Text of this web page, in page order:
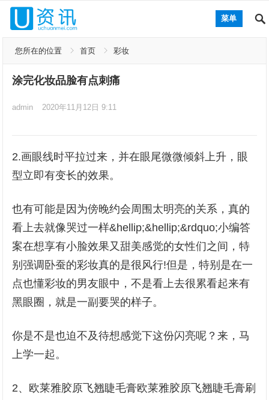
菜单
您所在的位置 首页 彩妆
涂完化妆品脸有点刺痛
admin 2020年11月12日 9:11
2.画眼线时平拉过来，并在眼尾微微倾斜上升，眼
型立即有变长的效果。
也有可能是因为傍晚约会周围太明亮的关系，真的
看上去就像哭过一样&hellip;&hellip;&rdquo;小编答
案在想享有小脸效果又甜美感觉的女性们之间，特
别强调卧蚕的彩妆真的是很风行!但是，特别是在一
点也懂彩妆的男友眼中，不是看上去很累看起来有
黑眼圈，就是一副要哭的样子。
你是不是也迫不及待想感觉下这份闪亮呢？来，马
上学一起。
2、欧莱雅胶原飞翘睫毛膏欧莱雅胶原飞翘睫毛膏刷